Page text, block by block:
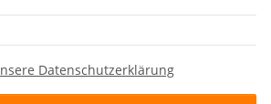
Datenschutzerklärung